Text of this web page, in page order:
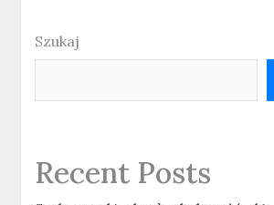
Szukaj
Recent Posts